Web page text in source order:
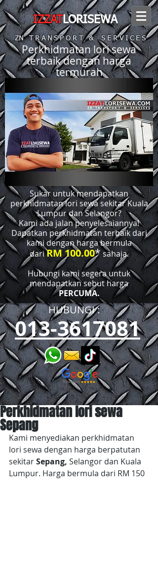
IZZATLORISEWA
ZN T R A N S P O R T & S E R V I C E S
Perkhidmatan lori sewa
terbaik dengan harga
termurah
Sukar untuk mendapatkan
perkhidmatan lori sewa sekitar Kuala
Lumpur dan Selangor?
Kami ada jalan penyelesaiannya!
Dapatkan perkhidmatan terbaik dari
kami dengan harga bermula
dariRM 100.00*sahaja.
Hubungi kami segera untuk
mendapatkan sebut harga
PERCUMA.
HUBUNGI :​​
013-3617081
Perkhidmatan lori sewa
Sepang
Kami menyediakan perkhidmatan
lori sewa dengan harga berpatutan
sekitar Sepang, Selangor dan Kuala
Lumpur. Harga bermula dari RM 150